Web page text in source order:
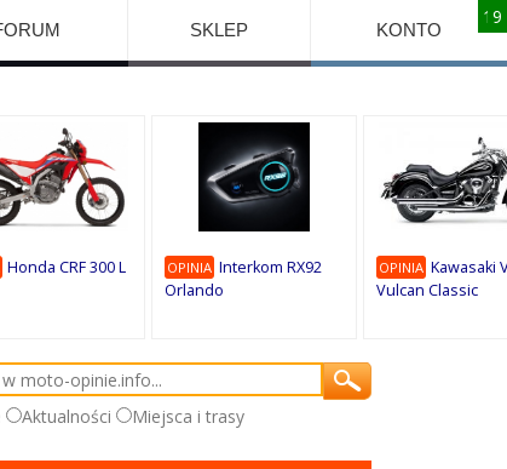
SKLEP KONTO
10
10
8
7
1
Honda CRF 300 L
9
OPINIA Interkom RX92
Orlando
10
OPINIA Kawasaki
Vulcan Classic
10
9
9
Aktualności Miejsca i trasy